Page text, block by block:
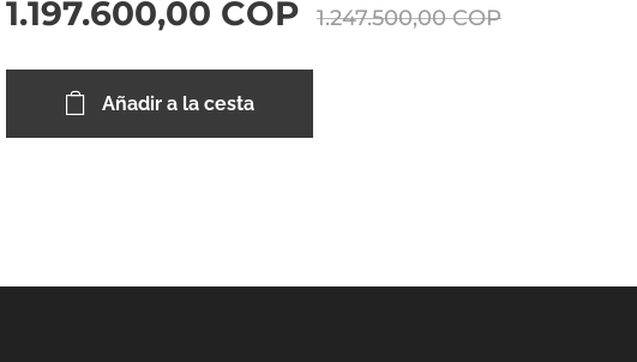
1.197.600,00 COP 1.247.500,00COP
Añadir a la cesta